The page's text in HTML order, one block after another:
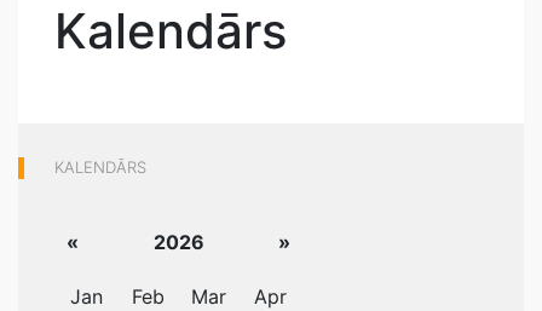
Kalendārs
KALENDĀRS
« 2026 »
Jan Feb Mar Apr